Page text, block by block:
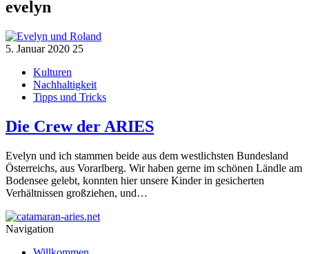
evelyn
5. Januar 2020 25
Kulturen
Nachhaltigkeit
Tipps und Tricks
Die Crew der ARIES
Evelyn und ich stammen beide aus dem westlichsten Bundesland
Österreichs, aus Vorarlberg. Wir haben gerne im schönen Ländle am
Bodensee gelebt, konnten hier unsere Kinder in gesicherten
Verhältnissen großziehen, und…
Navigation